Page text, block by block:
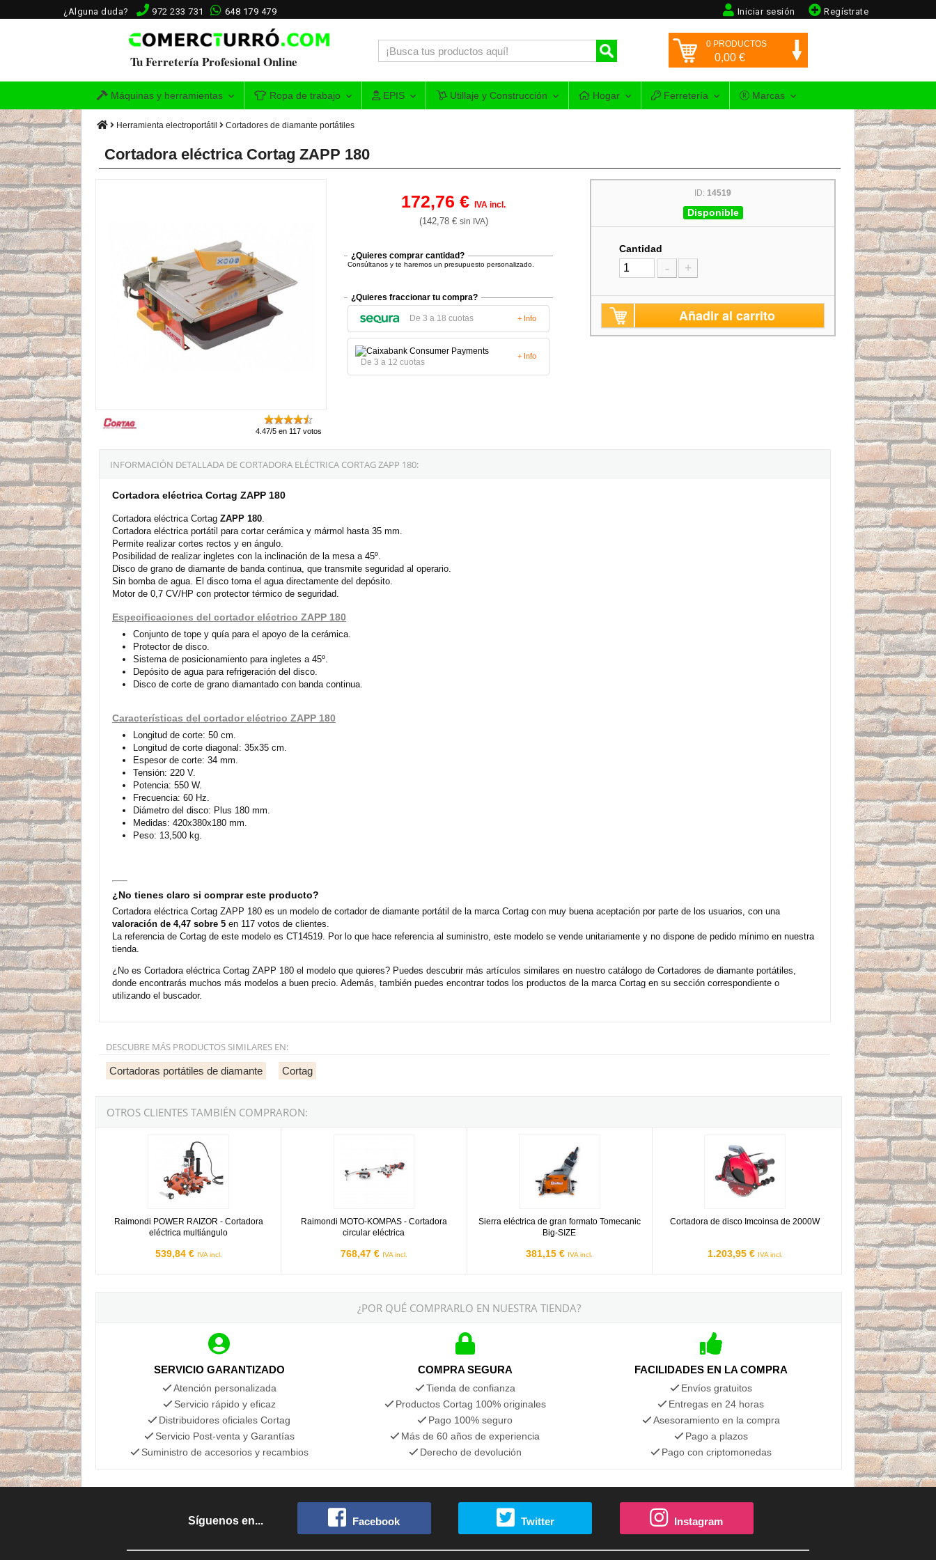
¿Alguna duda? 972 233 731 648 179 479 Regístrate
Iniciar sesión
Tu Ferretería Profesional Online
0 PRODUCTOS
0,00 €
Máquinas y herramientas Ropa de trabajo EPIS Utillaje y Construcción Hogar Ferretería Marcas
Herramienta electroportátil Cortadores de diamante portátiles
Cortadora eléctrica Cortag ZAPP 180
4.47/5 en 117 votos
172,76 €IVA incl.
(142,78 € sin IVA)
¿Quieres comprar cantidad?
Consúltanos y te haremos un presupuesto personalizado.
¿Quieres fraccionar tu compra?
De 3 a 18 cuotas + Info
De 3 a 12 cuotas
+ Info
ID: 14519
Disponible
Cantidad
- +
Añadir al carrito
INFORMACIÓN DETALLADA DE CORTADORA ELÉCTRICA CORTAG ZAPP 180:
Cortadora eléctrica Cortag ZAPP 180
Cortadora eléctrica Cortag ZAPP 180
Cortadora eléctrica portátil para cortar cerámica y mármol hasta 35 mm.
Permite realizar cortes rectos y en ángulo.
Posibilidad de realizar ingletes con la inclinación de la mesa a 45º.
Disco de grano de diamante de banda continua, que transmite seguridad al operario.
Sin bomba de agua. El disco toma el agua directamente del depósito.
Motor de 0,7 CV/HP con protector térmico de seguridad.
Especificaciones del cortador eléctrico ZAPP 180
Conjunto de tope y quía para el apoyo de la cerámica.
Protector de disco.
Sistema de posicionamiento para ingletes a 45º.
Depósito de agua para refrigeración del disco.
Disco de corte de grano diamantado con banda continua.
Características del cortador eléctrico ZAPP 180
Longitud de corte: 50 cm.
Longitud de corte diagonal: 35x35 cm.
Espesor de corte: 34 mm.
Tensión: 220 V.
Potencia: 550 W.
Frecuencia: 60 Hz.
Diámetro del disco: Plus 180 mm.
Medidas: 420x380x180 mm.
Peso: 13,500 kg.
¿No tienes claro si comprar este producto?
Cortadora eléctrica Cortag ZAPP 180 es un modelo de cortador de diamante portátil de la marca Cortag con muy buena aceptación por parte de los usuarios, con una
valoración de 4,47 sobre 5 en 117 votos de clientes.
La referencia de Cortag de este modelo es CT14519. Por lo que hace referencia al suministro, este modelo se vende unitariamente y no dispone de pedido mínimo en nuestra
tienda.
¿No es Cortadora eléctrica Cortag ZAPP 180 el modelo que quieres? Puedes descubrir más artículos similares en nuestro catálogo de Cortadores de diamante portátiles,
donde encontrarás muchos más modelos a buen precio. Además, también puedes encontrar todos los productos de la marca Cortag en su sección correspondiente o
utilizando el buscador.
DESCUBRE MÁS PRODUCTOS SIMILARES EN:
Cortadoras portátiles de diamante Cortag
OTROS CLIENTES TAMBIÉN COMPRARON:
Raimondi POWER RAIZOR - Cortadora
eléctrica multiángulo
539,84 € IVA incl.
Raimondi MOTO-KOMPAS - Cortadora
circular eléctrica
768,47 € IVA incl.
Sierra eléctrica de gran formato Tomecanic
Big-SIZE
381,15 € IVA incl.
Cortadora de disco Imcoinsa de 2000W
1.203,95 € IVA incl.
¿POR QUÉ COMPRARLO EN NUESTRA TIENDA?
SERVICIO GARANTIZADO
Atención personalizada
Servicio rápido y eficaz
Distribuidores oficiales Cortag
Servicio Post-venta y Garantías
Suministro de accesorios y recambios
COMPRA SEGURA
Tienda de confianza
Productos Cortag 100% originales
Pago 100% seguro
Más de 60 años de experiencia
Derecho de devolución
FACILIDADES EN LA COMPRA
Envíos gratuitos
Entregas en 24 horas
Asesoramiento en la compra
Pago a plazos
Pago con criptomonedas
Síguenos en... Facebook Twitter Instagram